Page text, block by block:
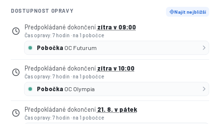
DOSTUPNOST OPRAVY Najít nejbližší
Předpokládané dokončení zítra v 09:00
Čas opravy: 7 hodin · na 1 pobočce
Pobočka OC Futurum
Předpokládané dokončení zítra v 10:00
Čas opravy: 7 hodin · na 1 pobočce
Pobočka OC Olympia
Předpokládané dokončení 21. 8. v pátek
Čas opravy: 7 hodin · na 1 pobočce